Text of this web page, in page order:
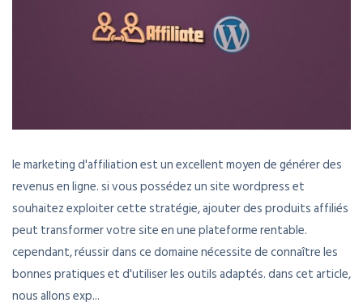
le marketing d'affiliation est un excellent moyen de générer des
revenus en ligne. si vous possédez un site wordpress et
souhaitez exploiter cette stratégie, ajouter des produits affiliés
peut transformer votre site en une plateforme rentable.
cependant, réussir dans ce domaine nécessite de connaître les
bonnes pratiques et d'utiliser les outils adaptés. dans cet article,
nous allons exp...